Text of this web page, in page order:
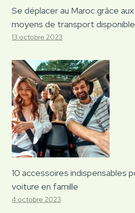
Se déplacer au Maroc grâce
moyens de transport
13 octobre 2023
10 accessoires indispensables
voiture en famille
4 octobre 2023